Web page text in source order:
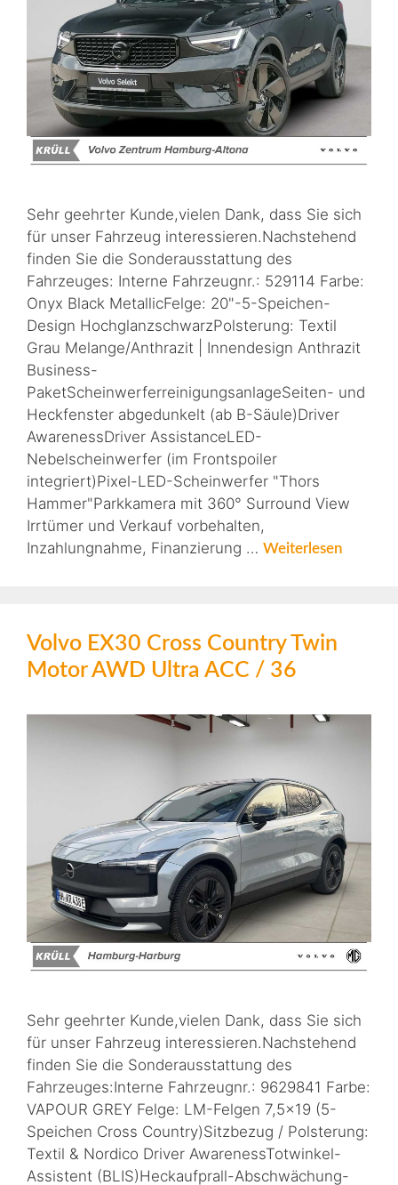
Sehr geehrter Kunde,vielen Dank, dass Sie sich
für unser Fahrzeug interessieren.Nachstehend
finden Sie die Sonderausstattung des
Fahrzeuges: Interne Fahrzeugnr.: 529114 Farbe:
Onyx Black MetallicFelge: 20"-5-Speichen-
Design HochglanzschwarzPolsterung: Textil
Grau Melange/Anthrazit | Innendesign Anthrazit
Business-
PaketScheinwerferreinigungsanlageSeiten- und
Heckfenster abgedunkelt (ab B-Säule)Driver
AwarenessDriver AssistanceLED-
Nebelscheinwerfer (im Frontspoiler
integriert)Pixel-LED-Scheinwerfer "Thors
Hammer"Parkkamera mit 360° Surround View
Irrtümer und Verkauf vorbehalten,
Inzahlungnahme, Finanzierung … Weiterlesen
Volvo EX30 Cross Country Twin
Motor AWD Ultra ACC / 36
Sehr geehrter Kunde,vielen Dank, dass Sie sich
für unser Fahrzeug interessieren.Nachstehend
finden Sie die Sonderausstattung des
Fahrzeuges:Interne Fahrzeugnr.: 9629841 Farbe:
VAPOUR GREY Felge: LM-Felgen 7,5×19 (5-
Speichen Cross Country)Sitzbezug / Polsterung:
Textil & Nordico Driver AwarenessTotwinkel-
Assistent (BLIS)Heckaufprall-Abschwächung-